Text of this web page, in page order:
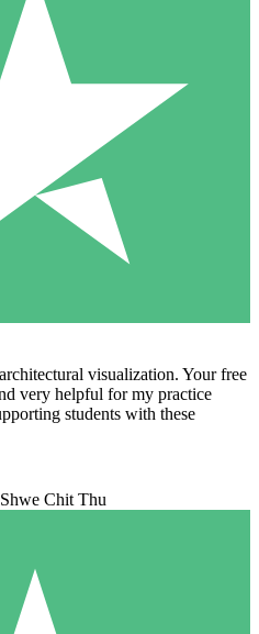
visualization. Your free
very helpful for my practice
students with these
Shwe Chit Thu